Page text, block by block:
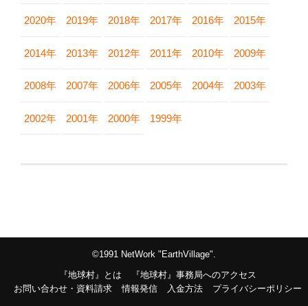
2020年 2019年 2018年 2017年 2016年 2015年
2014年 2013年 2012年 2011年 2010年 2009年
2008年 2007年 2006年 2005年 2004年 2003年
2002年 2001年 2000年 1999年
©1991 NetWork "EarthVillage".
『地球村』とは
『地球村』事務局へのアクセス
お問い合わせ・資料請求
情報発信 入金方法 プライバシーポリシー